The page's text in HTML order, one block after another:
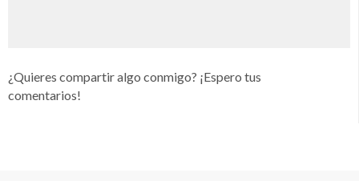
¿Quieres compartir algo conmigo? ¡Espero tus
comentarios!